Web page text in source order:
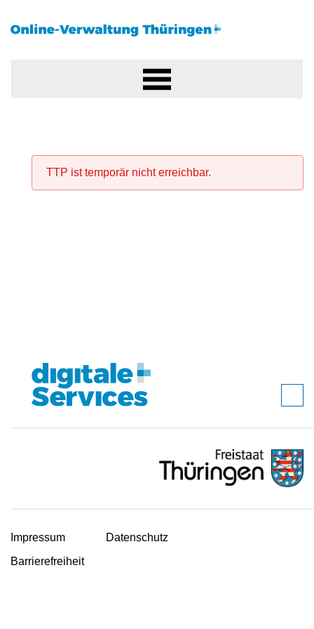
TTP ist temporär nicht erreichbar.
Impressum
Datenschutz
Barrierefreiheit